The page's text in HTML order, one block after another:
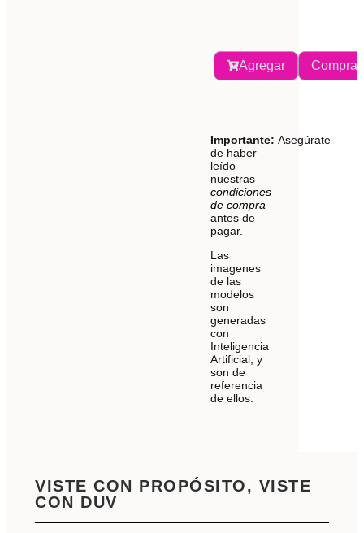
Agregar Comprar
Importante: Asegúrate
de haber
leído
nuestras
condiciones
de compra
antes de
pagar.
Las
imagenes
de las
modelos
son
generadas
con
Inteligencia
Artificial, y
son de
referencia
de ellos.
VISTE CON PROPÓSITO, VISTE
CON DUV